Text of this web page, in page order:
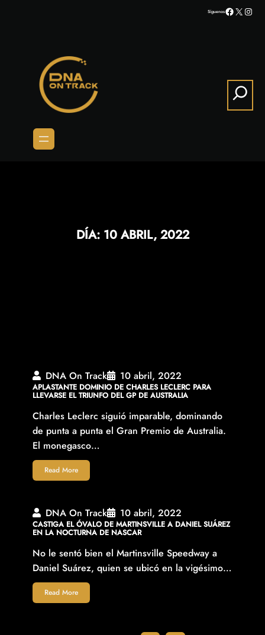
SíguenosFacebook
X
Search
DÍA: 10 ABRIL, 2022
DNA On Track 10 abril, 2022
APLASTANTE DOMINIO DE CHARLES LECLERC PARA
LLEVARSE EL TRIUNFO DEL GP DE AUSTRALIA
Charles Leclerc siguió imparable, dominando
de punta a punta el Gran Premio de Australia.
El monegasco…
Read More
DNA On Track 10 abril, 2022
CASTIGA EL ÓVALO DE MARTINSVILLE A DANIEL SUÁREZ
EN LA NOCTURNA DE NASCAR
No le sentó bien el Martinsville Speedway a
Daniel Suárez, quien se ubicó en la vigésimo…
Read More